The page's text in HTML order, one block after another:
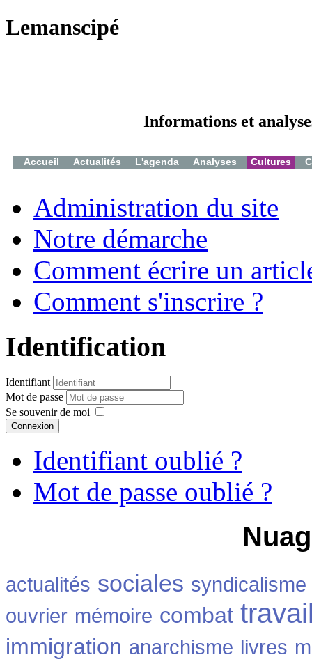
Lemanscipé
Informations et
Accueil Actualités L'agenda Analyses Cultures
Administration du site
Notre démarche
Comment écrire un
Comment s'inscrire ?
Identification
Identifiant
Mot de passe
Se souvenir de moi
Connexion
Identifiant oublié ?
Mot de passe oublié ?
actualités sociales syndicalisme
ouvrier mémoire combat
immigration anarchisme livres